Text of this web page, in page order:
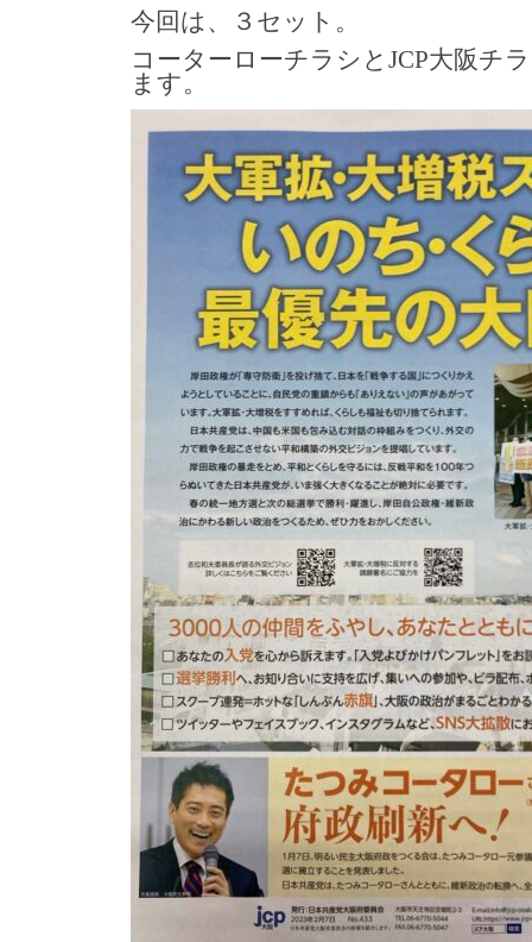
今回は、３セット。
コーターローチラシとJCP大阪チ
ます。